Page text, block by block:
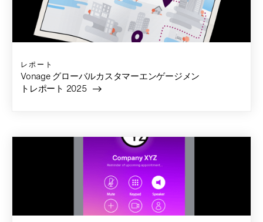
レポート
Vonage グローバルカスタマーエンゲージメン
トレポート 2025